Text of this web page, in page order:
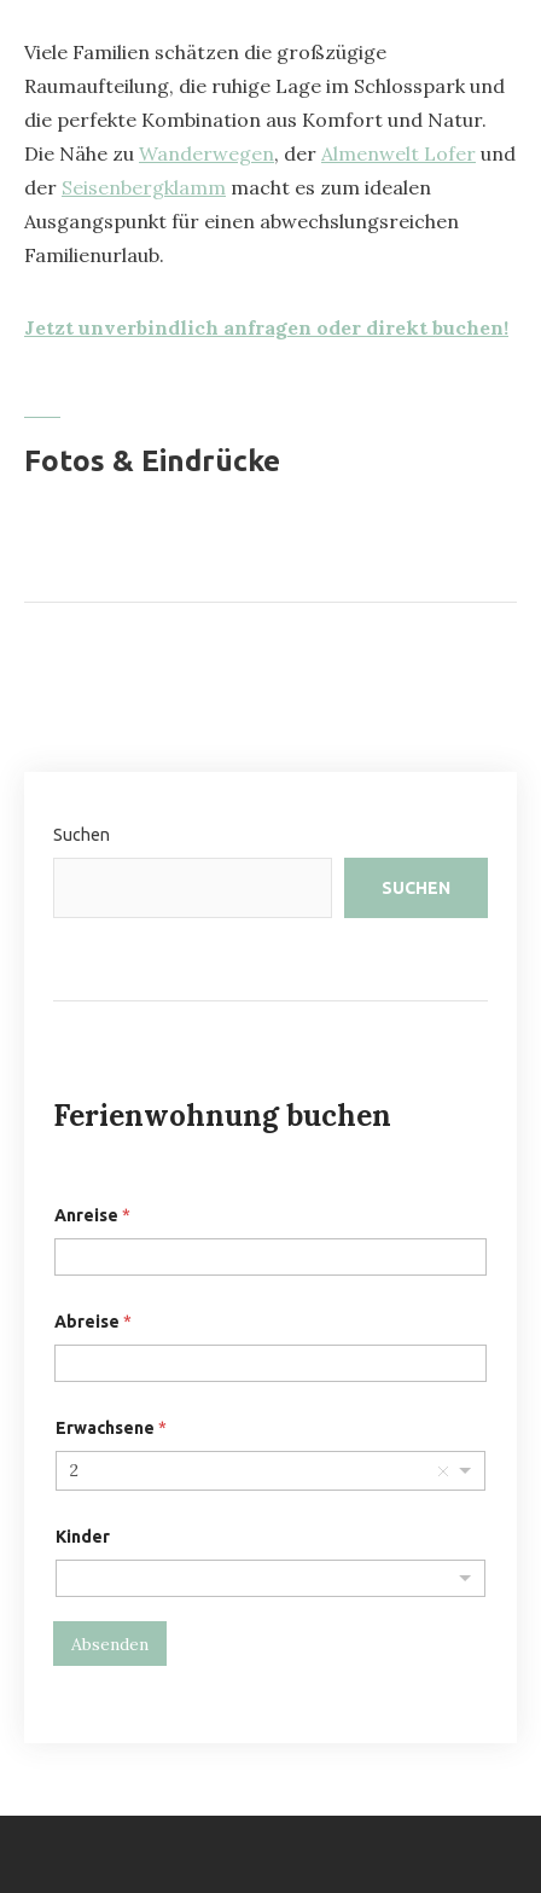
Viele Familien schätzen die großzügige
Raumaufteilung, die ruhige Lage im Schlosspark und
die perfekte Kombination aus Komfort und Natur.
Die Nähe zu Wanderwegen, der Almenwelt Lofer und
der Seisenbergklamm macht es zum idealen
Ausgangspunkt für einen abwechslungsreichen
Familienurlaub.
Jetzt unverbindlich anfragen oder direkt buchen!
Fotos & Eindrücke
Suchen
SUCHEN
Ferienwohnung buchen
Anreise *
Abreise *
Erwachsene *
2
Kinder
Absenden